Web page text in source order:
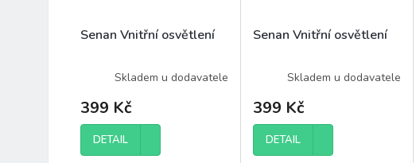
Senan Vnitřní osvětlení
Skladem u dodavatele
399 Kč
DETAIL
Senan Vnitřní osvětlení
Skladem u dodavatele
399 Kč
DETAIL